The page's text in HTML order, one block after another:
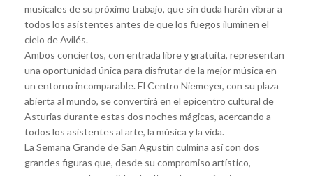
musicales de su próximo trabajo, que sin duda harán vibrar a
todos los asistentes antes de que los fuegos iluminen el
cielo de Avilés.
Ambos conciertos, con entrada libre y gratuita, representan
una oportunidad única para disfrutar de la mejor música en
un entorno incomparable. El Centro Niemeyer, con su plaza
abierta al mundo, se convertirá en el epicentro cultural de
Asturias durante estas dos noches mágicas, acercando a
todos los asistentes al arte, la música y la vida.
La Semana Grande de San Agustín culmina así con dos
grandes figuras que, desde su compromiso artístico,